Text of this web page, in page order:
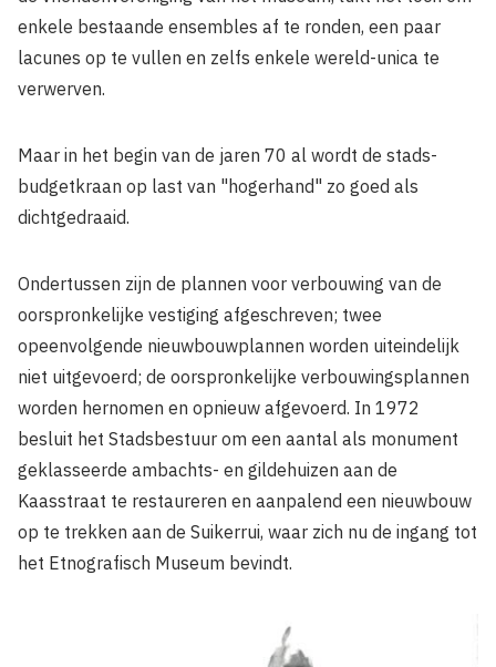
enkele bestaande ensembles af te ronden, een paar
lacunes op te vullen en zelfs enkele wereld-unica te
verwerven.
Maar in het begin van de jaren 70 al wordt de stads-
budgetkraan op last van "hogerhand" zo goed als
dichtgedraaid.
Ondertussen zijn de plannen voor verbouwing van de
oorspronkelijke vestiging afgeschreven; twee
opeenvolgende nieuwbouwplannen worden uiteindelijk
niet uitgevoerd; de oorspronkelijke verbouwingsplannen
worden hernomen en opnieuw afgevoerd. In 1972
besluit het Stadsbestuur om een aantal als monument
geklasseerde ambachts- en gildehuizen aan de
Kaasstraat te restaureren en aanpalend een nieuwbouw
op te trekken aan de Suikerrui, waar zich nu de ingang tot
het Etnografisch Museum bevindt.